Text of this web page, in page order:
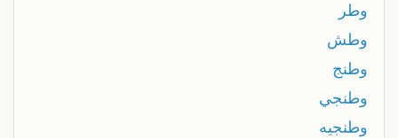
وطر
وطش
وطنج
وطنجي
وطنجيه